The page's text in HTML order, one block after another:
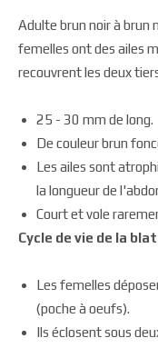
Adulte brun noir à brun
femelles ont des ailes
recouvrent les deux
25 - 30 mm de long.
De couleur brun
Les ailes sont
la longueur de
Court et vole
Cycle de vie de la
Les femelles
(poche à oeufs).
Ils éclosent sous